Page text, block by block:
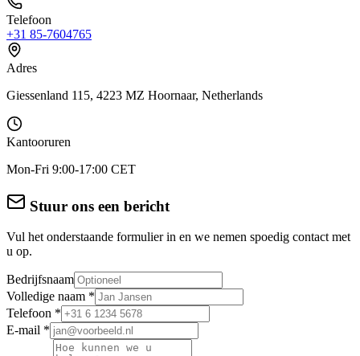
Telefoon
+31 85-7604765
Adres
Giessenland 115, 4223 MZ Hoornaar, Netherlands
Kantooruren
Mon-Fri 9:00-17:00 CET
Stuur ons een bericht
Vul het onderstaande formulier in en we nemen spoedig contact met
u op.
Bedrijfsnaam
Volledige naam *
Telefoon *
E-mail *